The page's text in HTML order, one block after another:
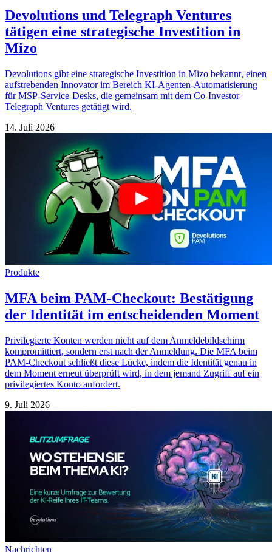
Devolutions und Telegraph Ventures
tätigen eine strategische Investition in
Mizo
Devolutions gibt eine strategische Investition in Mizo bekannt, einen
aufstrebenden Innovator im Bereich KI-Agenten-Automatisierung
für MSP-Service-Desks, die gemeinsam mit dem Co-Investor
Telegraph Ventures getätigt wird.
14. Juli 2026
Produkte
MFA beim PAM-Checkout: Bestätigung
der Identität im entscheidenden Moment
Privilegierte Konten werden nicht auf dem Anmeldebildschirm
kompromittiert, sondern erst nach der Anmeldung. Die MFA beim
PAM-Checkout schließt diese Lücke, indem die Identität genau in
dem Moment erneut überprüft wird, in dem jemand Zugriff auf ein
privilegiertes Konto anfordert.
9. Juli 2026
Nachrichten